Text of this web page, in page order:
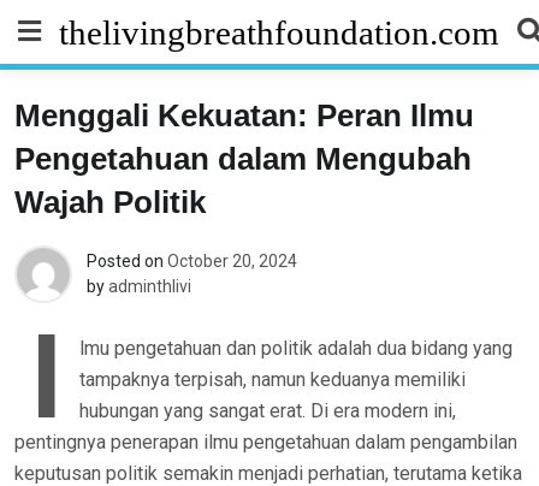
content
thelivingbreathfoundation.com
Menggali Kekuatan: Peran Ilmu
Pengetahuan dalam Mengubah
Wajah Politik
Posted on October 20, 2024
byadminthlivi
I
lmu pengetahuan dan politik adalah dua bidang yang
tampaknya terpisah, namun keduanya memiliki
hubungan yang sangat erat. Di era modern ini,
pentingnya penerapan ilmu pengetahuan dalam pengambilan
keputusan politik semakin menjadi perhatian, terutama ketika